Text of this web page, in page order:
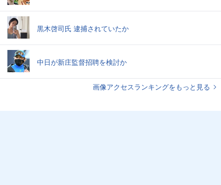
黒木啓司氏 逮捕されていたか
中日が新庄監督招聘を検討か
画像アクセスランキングをもっと見る